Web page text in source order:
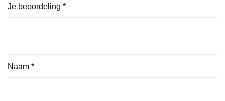
Je beoordeling *
Naam *